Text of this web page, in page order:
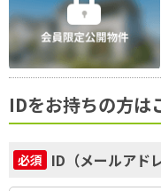
IDをお持ちの方は
必須 ID（メールアドレ